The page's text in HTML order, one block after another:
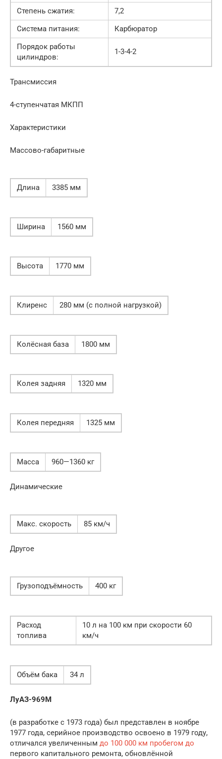
Степень сжатия:
7,2
Система питания:
Карбюратор
Порядок работы
цилиндров:
1-3-4-2
Трансмиссия
4-ступенчатая МКПП
Характеристики
Массово-габаритные
Длина 3385 мм
Ширина 1560 мм
Высота 1770 мм
Клиренс 280 мм (с полной нагрузкой)
Колёсная база 1800 мм
Колея задняя 1320 мм
Колея передняя 1325 мм
Масса 960—1360 кг
Динамические
Макс. скорость 85 км/ч
Другое
Грузоподъёмность 400 кг
Расход
топлива
10 л на 100 км при скорости 60
км/ч
Объём бака 34 л
ЛуАЗ-969М
(в разработке с 1973 года) был представлен в ноябре
1977 года, серийное производство освоено в 1979 году,
отличался увеличенным до 100 000 км пробегом до
первого капитального ремонта, обновлённой